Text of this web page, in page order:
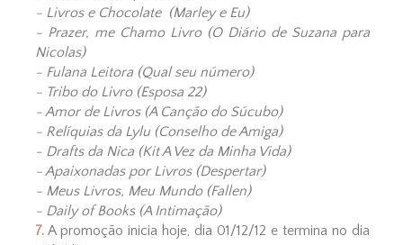
- Livros e Chocolate (Marley e Eu)
- Prazer, me Chamo Livro (O Diário de Suzana para
Nicolas)
- Fulana Leitora (Qual seu número)
- Tribo do Livro (Esposa 22)
- Amor de Livros (A Canção do Súcubo)
- Relíquias da Lylu (Conselho de Amiga)
- Drafts da Nica (Kit A Vez da Minha Vida)
- Apaixonadas por Livros (Despertar)
- Meus Livros, Meu Mundo (Fallen)
- Daily of Books (A Intimação)
7.A promoção inicia hoje, dia 01/12/12 e termina no dia